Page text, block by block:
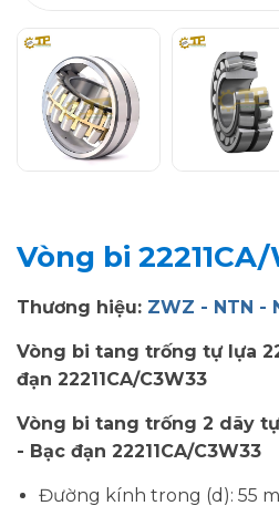
Vòng bi 22211CA/
Thương hiệu: ZWZ - NTN -
Vòng bi tang trống tự lựa
đạn 22211CA/C3W33
Vòng bi tang trống 2 dãy tự
- Bạc đạn 22211CA/C3W33
Đường kính trong (d): 55